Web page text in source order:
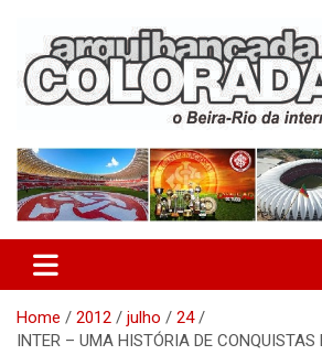
content
Arquibancada
Home 2012 julho
24
INTER – UMA HISTÓRIA DE CONQUISTAS